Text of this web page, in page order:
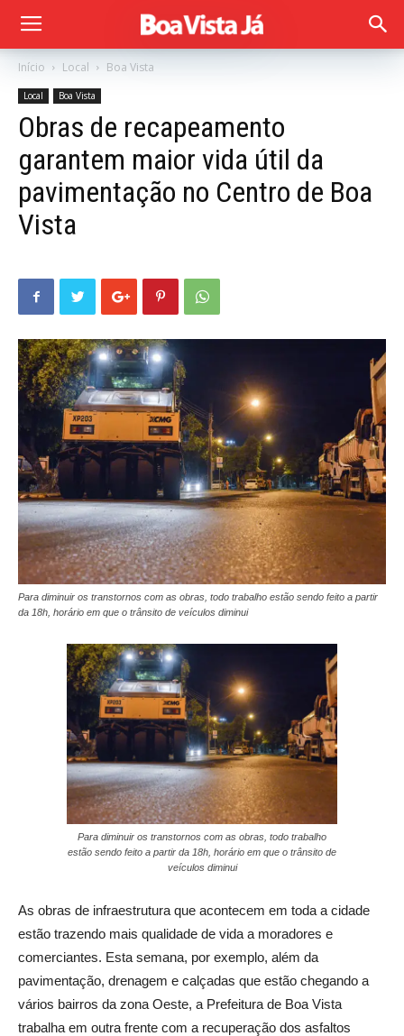
Início Local Boa Vista
Local Boa Vista
Obras de recapeamento
garantem maior vida útil da
pavimentação no Centro de Boa
Vista
Para diminuir os transtornos com as obras, todo trabalho estão sendo feito a partir
da 18h, horário em que o trânsito de veículos diminui
Para diminuir os transtornos com as obras, todo trabalho
estão sendo feito a partir da 18h, horário em que o trânsito de
veículos diminui
As obras de infraestrutura que acontecem em toda a cidade
estão trazendo mais qualidade de vida a moradores e
comerciantes. Esta semana, por exemplo, além da
pavimentação, drenagem e calçadas que estão chegando a
vários bairros da zona Oeste, a Prefeitura de Boa Vista
trabalha em outra frente com a recuperação dos asfaltos